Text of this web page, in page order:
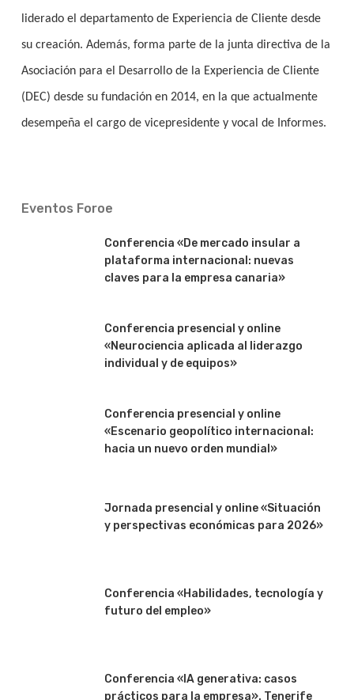
liderado el departamento de Experiencia de Cliente desde
su creación. Además, forma parte de la junta directiva de la
Asociación para el Desarrollo de la Experiencia de Cliente
(DEC) desde su fundación en 2014, en la que actualmente
desempeña el cargo de vicepresidente y vocal de Informes.
Eventos Foroe
Conferencia «De mercado insular a
plataforma internacional: nuevas
claves para la empresa canaria»
Conferencia presencial y online
«Neurociencia aplicada al liderazgo
individual y de equipos»
Conferencia presencial y online
«Escenario geopolítico internacional:
hacia un nuevo orden mundial»
Jornada presencial y online «Situación
y perspectivas económicas para 2026»
Conferencia «Habilidades, tecnología y
futuro del empleo»
Conferencia «IA generativa: casos
prácticos para la empresa». Tenerife